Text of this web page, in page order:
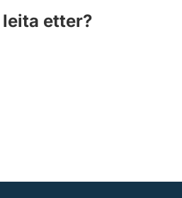
leita etter?